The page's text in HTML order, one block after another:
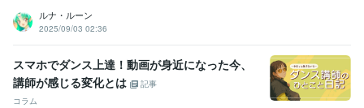
ルナ・ルーン
2025/09/03 02:36
スマホでダンス上達！動画が身近になった今、
講師が感じる変化とは
記事
コラム